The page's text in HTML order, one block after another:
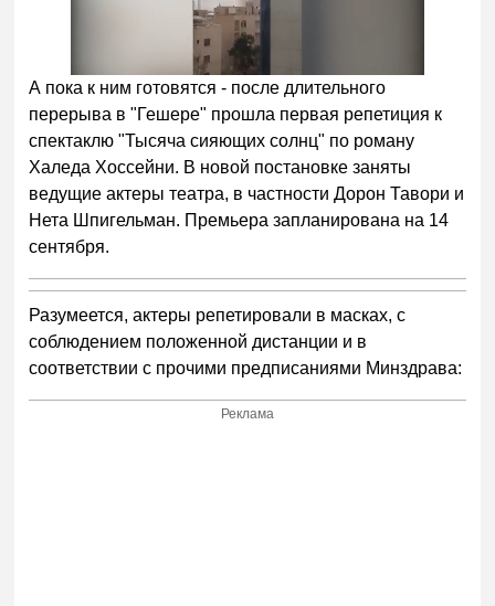
А пока к ним готовятся - после длительного
перерыва в "Гешере" прошла первая репетиция к
спектаклю "Тысяча сияющих солнц" по роману
Халеда Хоссейни. В новой постановке заняты
ведущие актеры театра, в частности Дорон Тавори и
Нета Шпигельман. Премьера запланирована на 14
сентября.
Разумеется, актеры репетировали в масках, с
соблюдением положенной дистанции и в
соответствии с прочими предписаниями Минздрава:
Реклама